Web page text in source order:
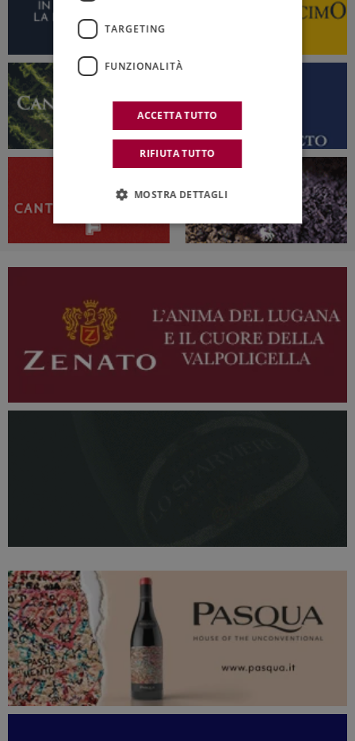
TARGETING
FUNZIONALITÀ
ACCETTA TUTTO
RIFIUTA TUTTO
MOSTRA DETTAGLI